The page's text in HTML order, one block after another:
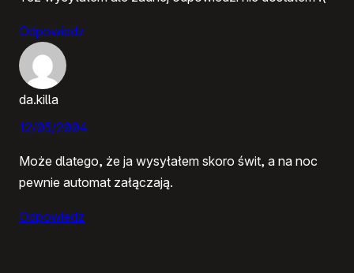
Odpowiedz
da.killa
12/05/2004
Może dlatego, że ja wysyłałem skoro świt, a na noc
pewnie automat załączają.
Odpowiedz